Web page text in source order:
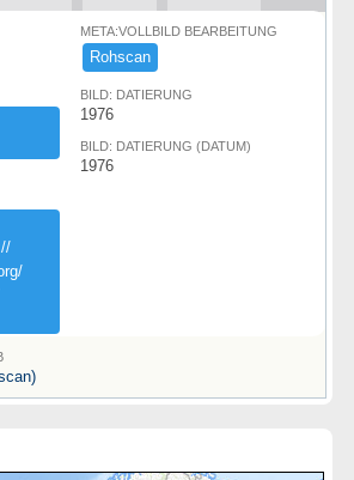
META:VOLLBILD BEARBEITUNG
Rohscan
BILD: DATIERUNG
1976
BILD: DATIERUNG (DATUM)
1976
​/​